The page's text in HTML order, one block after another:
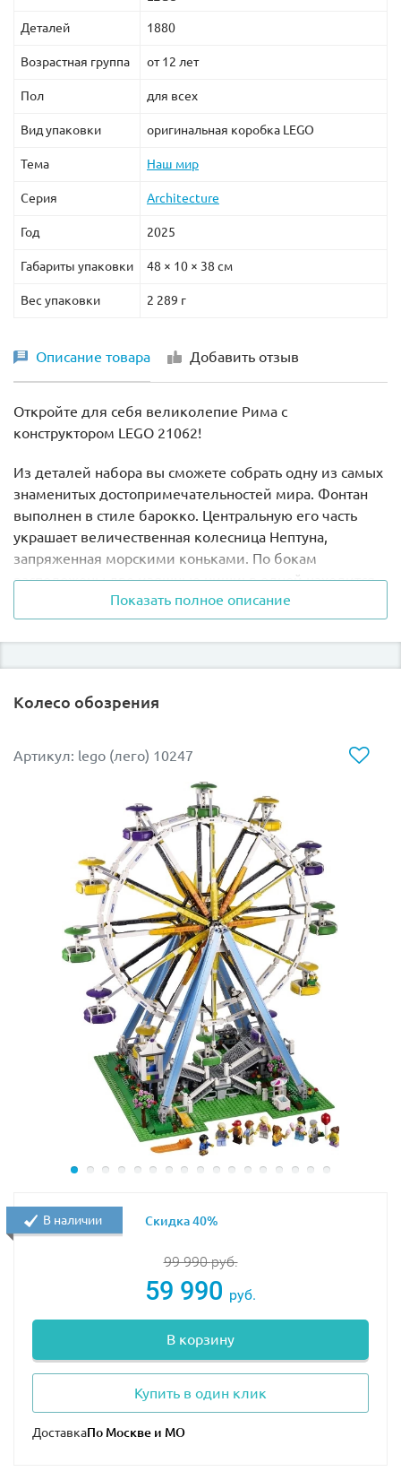
Деталей 1880
Возрастная группа от 12 лет
Пол для всех
Вид упаковки оригинальная коробка LEGO
Тема Наш мир
Серия Architecture
Год 2025
Габариты упаковки 48 × 10 × 38 см
Вес упаковки 2 289 г
Описание товара Добавить отзыв
Откройте для себя великолепие Рима с
конструктором LEGO 21062!
Из деталей набора вы сможете собрать одну из самых
знаменитых достопримечательностей мира. Фонтан
выполнен в стиле барокко. Центральную его часть
украшает величественная колесница Нептуна,
запряженная морскими коньками. По бокам
расположены две изящные ниши: в одной находится
статуя Изобилия, в другой – статуя Здоровья.
Фонтан Треви является частью фасада роскошного
увидеть декоративные элементы и картуш с гербом
Вокруг фонтана установите уличные фонари и
столбики, прикрепите табличку с названием.
Перенесите частичку Рима прямо к себе домой с
конструктором LEGO 21062!
Размер модели в собранном виде составляет
Показать полное описание
Колесо обозрения
Артикул: lego (лего) 10247
99 990руб.
59 990 руб.
В корзину
Купить в один клик
Доставка
В наличии Скидка 40%